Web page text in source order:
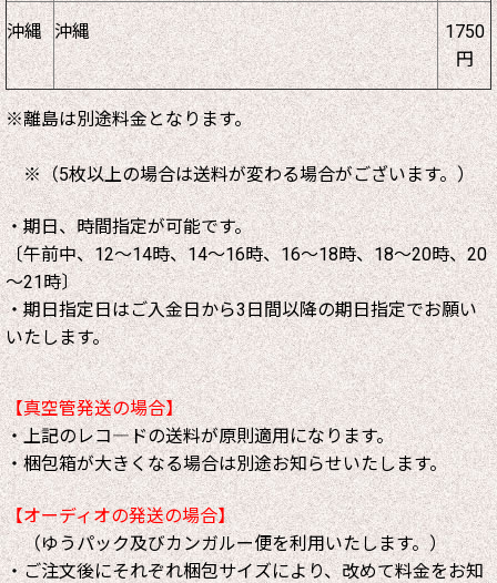
沖縄 沖縄
1750
円
※離島は別途料金となります。
※（5枚以上の場合は送料が変わる場合がございます。）
・期日、時間指定が可能です。
〔午前中、12～14時、14～16時、16～18時、18～20時、20
～21時〕
・期日指定日はご入金日から3日間以降の期日指定でお願い
いたします。
【真空管発送の場合】
・上記のレコ―ドの送料が原則適用になります。
・梱包箱が大きくなる場合は別途お知らせいたします。
【オーディオの発送の場合】
（ゆうパック及びカンガルー便を利用いたします。）
・ご注文後にそれぞれ梱包サイズにより、改めて料金をお知